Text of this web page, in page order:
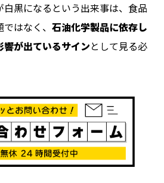
黒になるという出来事は、食品
はなく、 石油化学製品に依存し
が出ているサインとして見る必